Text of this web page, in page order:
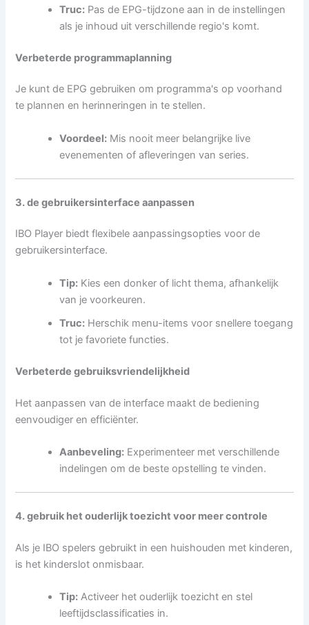
Truc: Pas de EPG-tijdzone aan in de instellingen
als je inhoud uit verschillende regio's komt.
Verbeterde programmaplanning
Je kunt de EPG gebruiken om programma's op voorhand
te plannen en herinneringen in te stellen.
Voordeel: Mis nooit meer belangrijke live
evenementen of afleveringen van series.
3. de gebruikersinterface aanpassen
IBO Player biedt flexibele aanpassingsopties voor de
gebruikersinterface.
Tip: Kies een donker of licht thema, afhankelijk
van je voorkeuren.
Truc: Herschik menu-items voor snellere toegang
tot je favoriete functies.
Verbeterde gebruiksvriendelijkheid
Het aanpassen van de interface maakt de bediening
eenvoudiger en efficiënter.
Aanbeveling: Experimenteer met verschillende
indelingen om de beste opstelling te vinden.
4. gebruik het ouderlijk toezicht voor meer controle
Als je IBO spelers gebruikt in een huishouden met kinderen,
is het kinderslot onmisbaar.
Tip: Activeer het ouderlijk toezicht en stel
leeftijdsclassificaties in.